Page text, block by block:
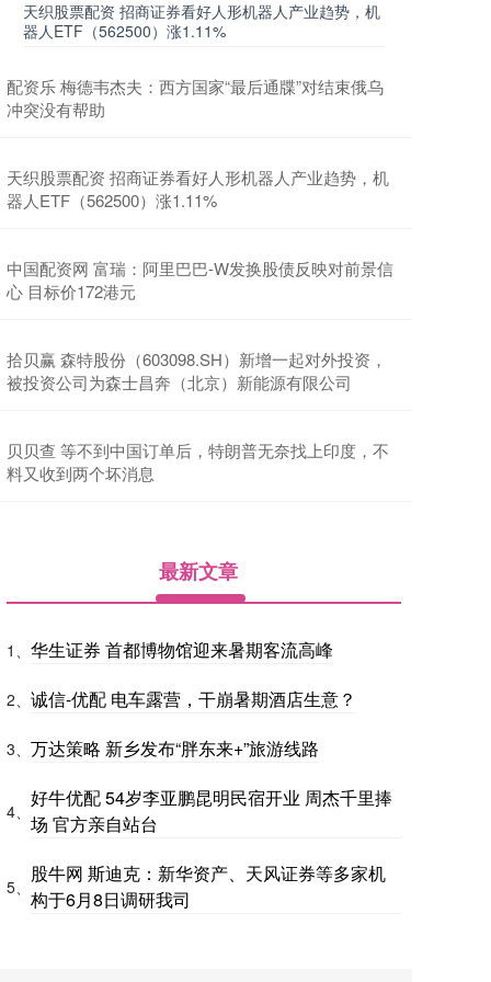
天织股票配资 招商证券看好人形机器人产业趋势，机
器人ETF（562500）涨1.11%
配资乐 梅德韦杰夫：西方国家“最后通牒”对结束俄乌
冲突没有帮助
天织股票配资 招商证券看好人形机器人产业趋势，机
器人ETF（562500）涨1.11%
中国配资网 富瑞：阿里巴巴-W发换股债反映对前景信
心 目标价172港元
拾贝赢 森特股份（603098.SH）新增一起对外投资，
被投资公司为森士昌奔（北京）新能源有限公司
贝贝查 等不到中国订单后，特朗普无奈找上印度，不
料又收到两个坏消息
最新文章
1、 华生证券 首都博物馆迎来暑期客流高峰
2、 诚信-优配 电车露营，干崩暑期酒店生意？
3、 万达策略 新乡发布“胖东来+”旅游线路
4、
好牛优配 54岁李亚鹏昆明民宿开业 周杰千里捧
场 官方亲自站台
5、
股牛网 斯迪克：新华资产、天风证券等多家机
构于6月8日调研我司